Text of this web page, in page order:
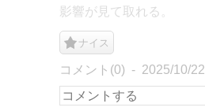
影響が見て取れる。
ナイス
コメント(0) 2025/10/22